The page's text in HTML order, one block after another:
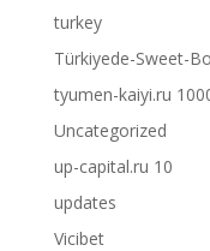
turkey
Türkiyede-Sweet-
tyumen-kaiyi.ru
Uncategorized
up-capital.ru 10
updates
Vicibet